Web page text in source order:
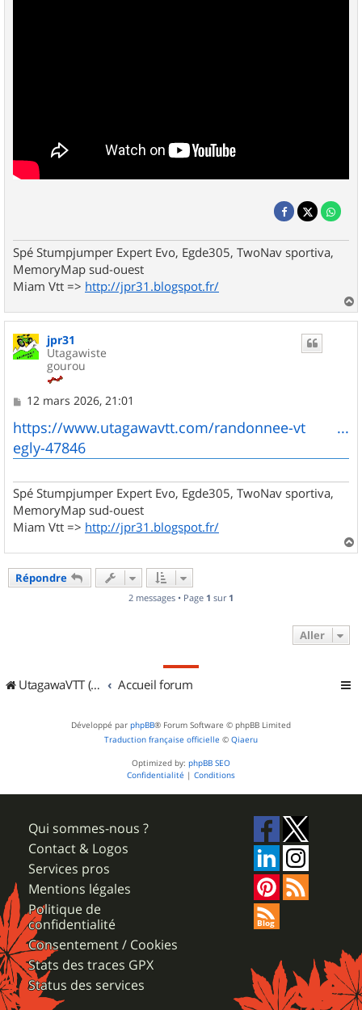
Spé Stumpjumper Expert Evo, Egde305, TwoNav sportiva,
MemoryMap sud-ouest
Miam Vtt => http://jpr31.blogspot.fr/
a
u
jpr31
Utagawiste
gourou
M
s
s
a
g
12 mars 2026, 21:01
https://www.utagawavtt.com/randonnee-vt ...
egly-47846
Spé Stumpjumper Expert Evo, Egde305, TwoNav sportiva,
MemoryMap sud-ouest
Miam Vtt => http://jpr31.blogspot.fr/
a
Répondre
2 messages • Page 1 sur 1
Aller
UtagawaVTT (Randos VTT et VTTAE avec traces GPS) Accueil forum
Développé par phpBB® Forum Software © phpBB Limited
Traduction française officielle © Qiaeru
Optimized by: phpBB SEO
Confidentialité | Conditions
Qui sommes-nous ?
Contact & Logos
Services pros
Mentions légales
Politique de
confidentialité
Consentement / Cookies
Stats des traces GPX
Status des services